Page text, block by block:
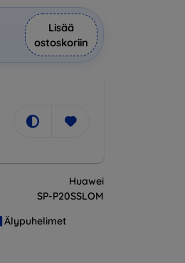
Lisää
ostoskoriin
Huawei
SP-P20SSLOM
Älypuhelimet